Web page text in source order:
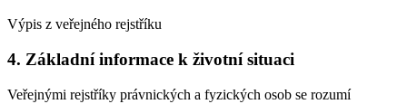
Výpis z veřejného rejstříku
4. Základní informace k životní situaci
Veřejnými rejstříky právnických a fyzických osob se rozumí